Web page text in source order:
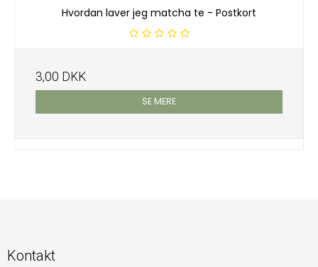
Hvordan laver jeg matcha te - Postkort
3,00 DKK
SE MERE
Kontakt